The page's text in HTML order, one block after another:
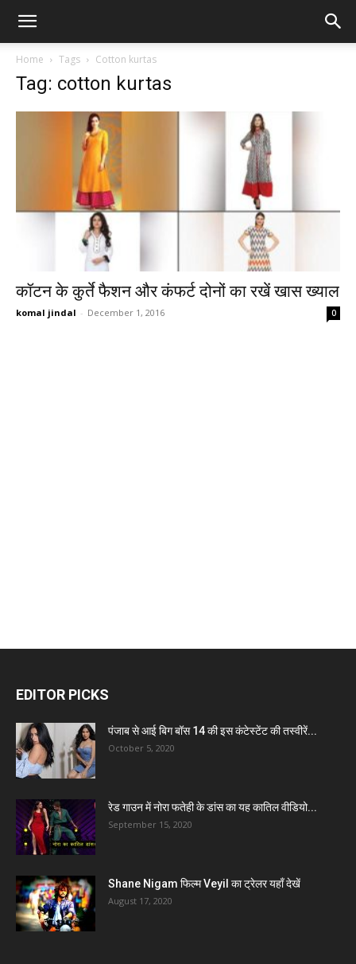
Home Tags Cotton kurtas
Tag: cotton kurtas
कॉटन के कुर्ते फैशन और कंफर्ट दोनों का रखें खास ख्याल
komal jindal - December 1, 2016 0
EDITOR PICKS
पंजाब से आई बिग बॉस 14 की इस कंटेस्टेंट की तस्वीरें...
October 5, 2020
रेड गाउन में नोरा फतेही के डांस का यह कातिल वीडियो...
September 15, 2020
Shane Nigam फिल्म Veyil का ट्रेलर यहाँ देखें
August 17, 2020